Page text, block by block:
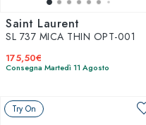
Saint Laurent
SL 737 MICA THIN OPT-001
175,50€
Consegna Martedì 11 Agosto
Try On